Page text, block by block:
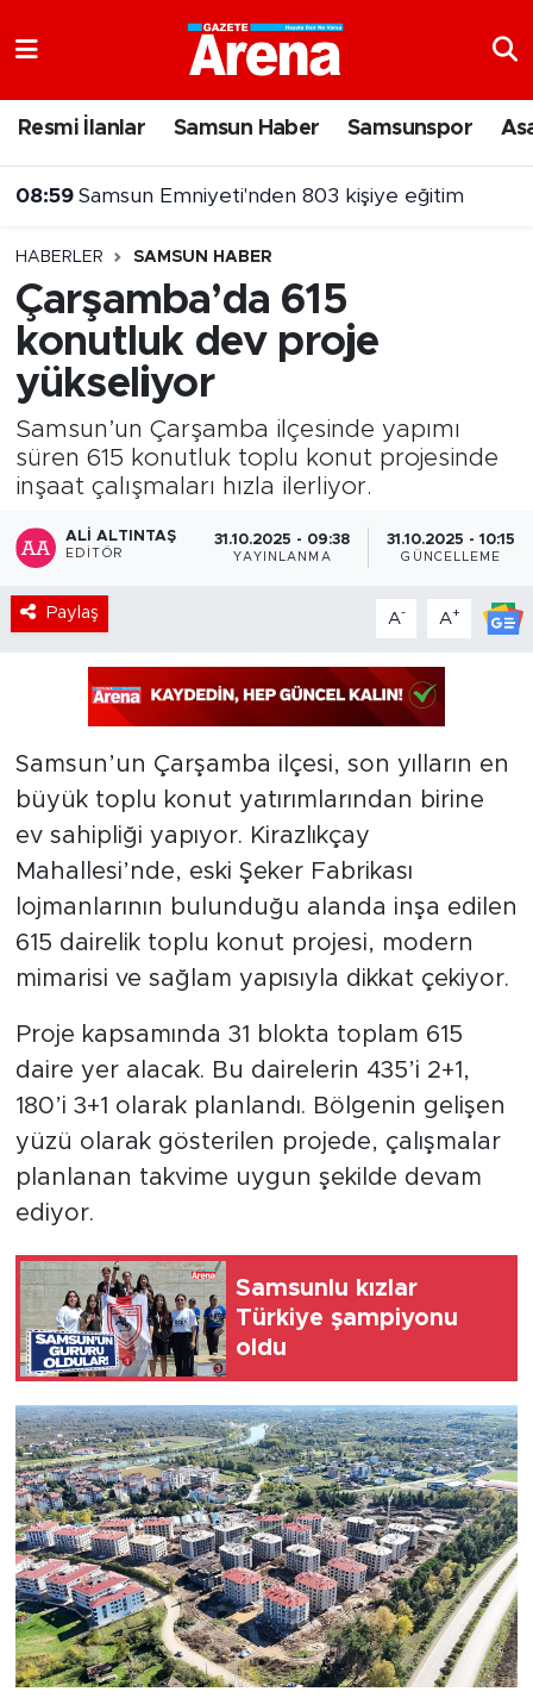
Resmi İlanlar Samsun Haber Samsunspor
08:59 Samsun Emniyeti'nden 803 kişiye eğitim
08:30 Antalya'da özel hastanede gurbetçiye 71 bin liralık fatura
HABERLER SAMSUN HABER
Çarşamba’da 615
konutluk dev proje
yükseliyor
Samsun’un Çarşamba ilçesinde yapımı
süren 615 konutluk toplu konut projesinde
inşaat çalışmaları hızla ilerliyor.
ALI ALTINTAŞ
EDITÖR
31.10.2025 - 09:38
YAYINLANMA
31.10.2025 - 10:15
GÜNCELLEME
Paylaş A- A+
Samsun’un Çarşamba ilçesi, son yılların en
büyük toplu konut yatırımlarından birine
ev sahipliği yapıyor. Kirazlıkçay
Mahallesi’nde, eski Şeker Fabrikası
lojmanlarının bulunduğu alanda inşa edilen
615 dairelik toplu konut projesi, modern
mimarisi ve sağlam yapısıyla dikkat çekiyor.
Proje kapsamında 31 blokta toplam 615
daire yer alacak. Bu dairelerin 435’i 2+1,
180’i 3+1 olarak planlandı. Bölgenin gelişen
yüzü olarak gösterilen projede, çalışmalar
planlanan takvime uygun şekilde devam
ediyor.
Samsunlu kızlar
Türkiye şampiyonu
oldu
Samsun Namaz Vakitleri
Süper Lig Puan Durumu ve Fikstür
Tüm Manşetler
Son Dakika Haberleri